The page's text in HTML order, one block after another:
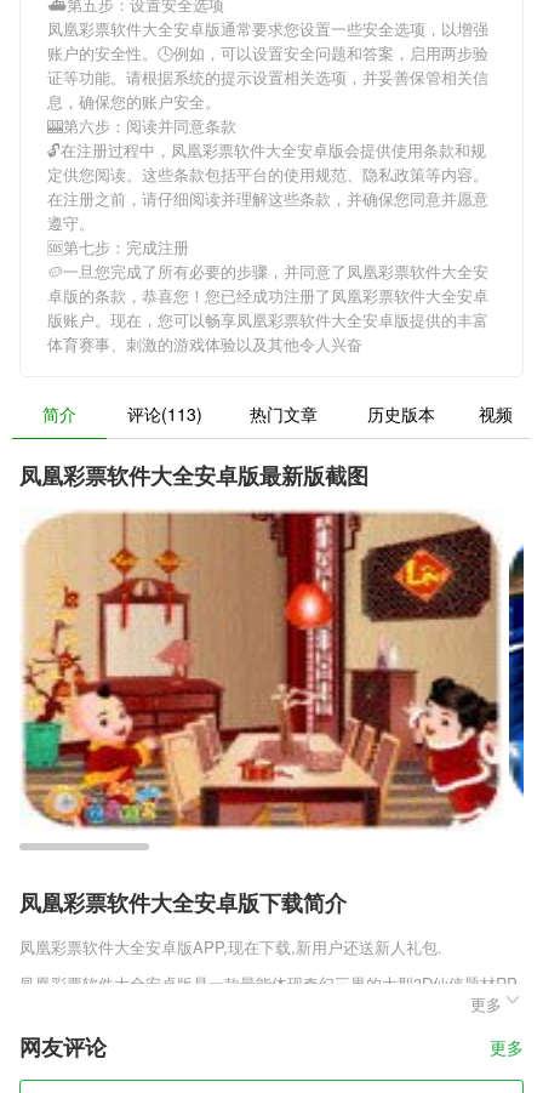
凤凰彩票软件大全安卓版通常要求您设置一些安全选项，以增强
账户的安全性。🕓例如，可以设置安全问题和答案，启用两步验
证等功能。请根据系统的提示设置相关选项，并妥善保管相关信
息，确保您的账户安全。
🎰第六步：阅读并同意条款
🔓在注册过程中， 凤凰彩票软件大全安卓版会提供使用条款和规
定供您阅读。这些条款包括平台的使用规范、隐私政策等内容。
在注册之前，请仔细阅读并理解这些条款，并确保您同意并愿意
遵守。
🆘第七步：完成注册
🥔一旦您完成了所有必要的步骤，并同意了凤凰彩票软件大全安
卓版的条款，恭喜您！您已经成功注册了凤凰彩票软件大全安卓
版账户。现在，您可以畅享凤凰彩票软件大全安卓版提供的丰富
体育赛事、刺激的游戏体验以及其他令人兴奋
简介 评论(113) 热门文章 历史版本 视频
凤凰彩票软件大全安卓版最新版截图
凤凰彩票软件大全安卓版下载简介
凤凰彩票软件大全安卓版APP,现在下载,新用户还送新人礼包.
凤凰彩票软件大全安卓版是一款最能体现奇幻三界的大型3D仙侠题材RP
G手游，选择最强职业开启你的多色彩修真之路，丰富多样的双修历练副
本等你来角逐，同时还有劲爆十足的门派竞技之战等你来任性厮杀，神秘
色彩的修真浪漫故事，丰富多样的互动情节系统，不断挑战上古异兽才能
历练成长，仙侠的世界中实力才是强者。
更多
网友评论 更多